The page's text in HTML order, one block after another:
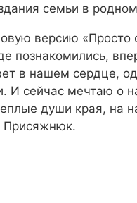
семьи в
версию
познакомились,
в нашем сердце,
И сейчас мечтаю о
души края, на
Присяжнюк.